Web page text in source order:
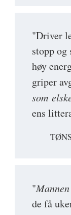
"Driver
stopp og
høy
griper
som
ens
"
de få